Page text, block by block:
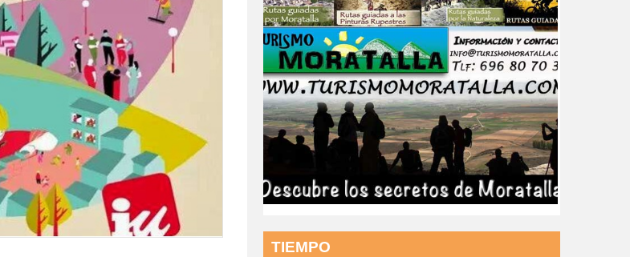
TIEMPO